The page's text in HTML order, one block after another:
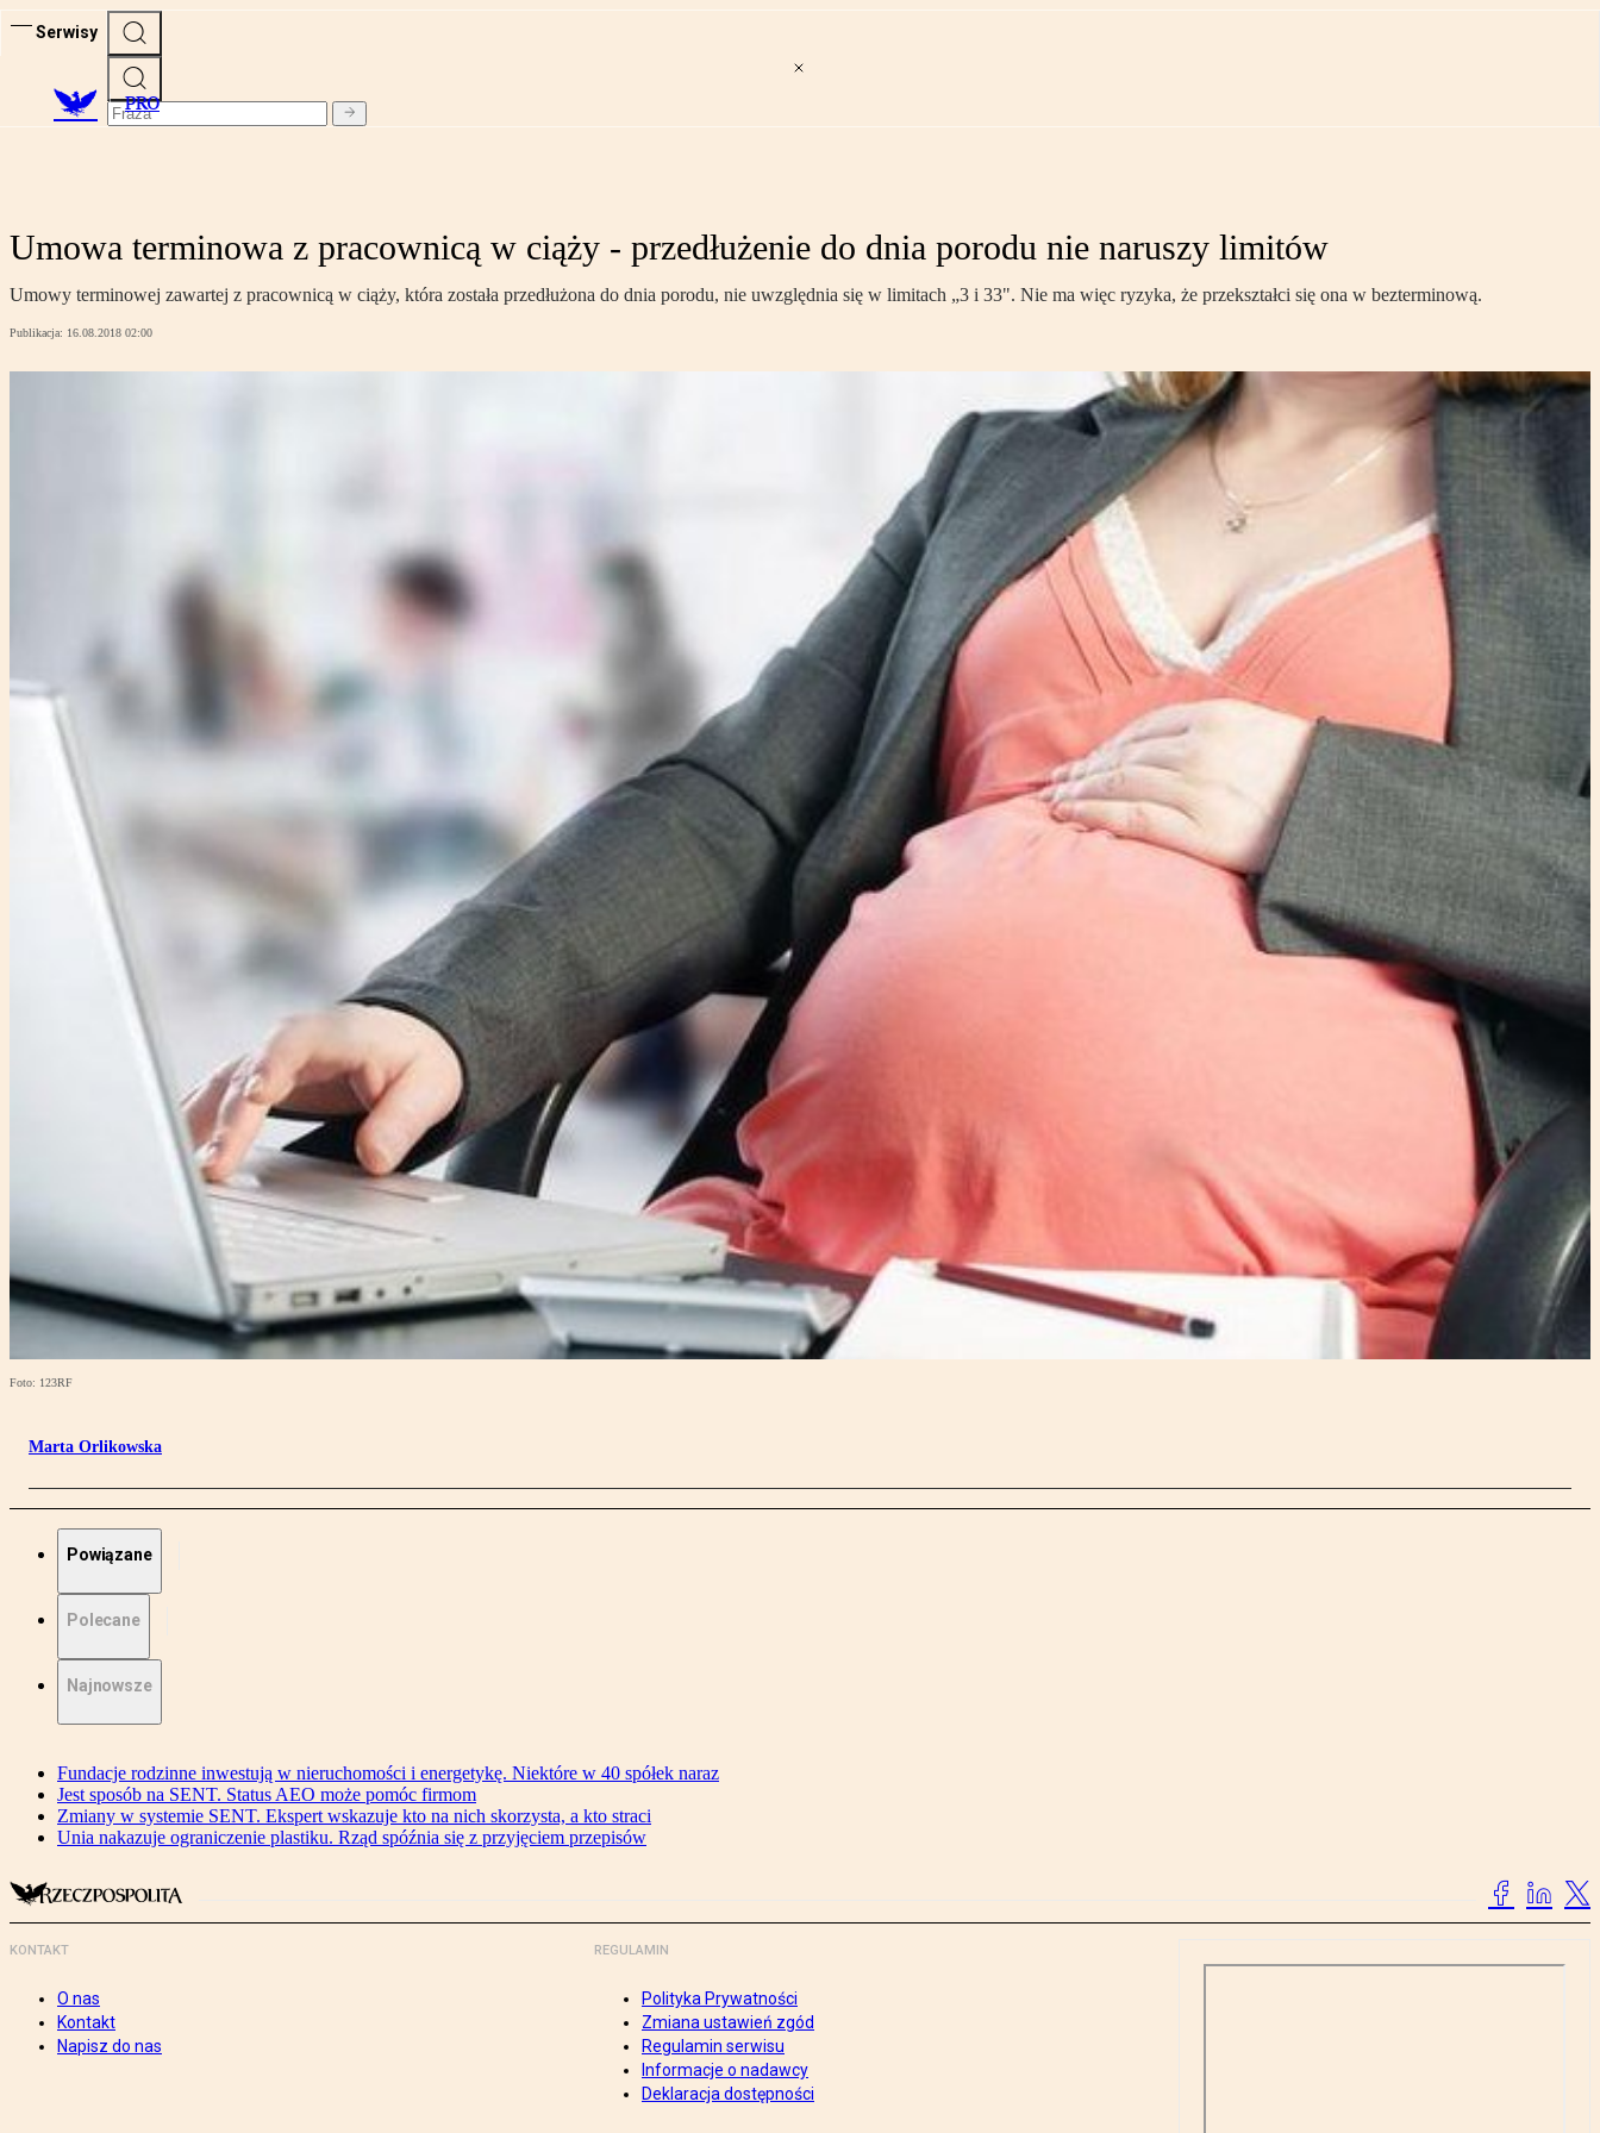
Serwisy
PRO
Umowa terminowa z pracownicą w ciąży - przedłużenie do dnia porodu nie naruszy limitów
Umowy terminowej zawartej z pracownicą w ciąży, która została przedłużona do dnia porodu, nie uwzględnia się w limitach „3 i 33". Nie ma więc ryzyka, że przekształci się ona w bezterminową.
Publikacja: 16.08.2018 02:00
Foto: 123RF
Marta Orlikowska
Powiązane
Polecane
Najnowsze
Fundacje rodzinne inwestują w nieruchomości i energetykę. Niektóre w 40 spółek naraz
Jest sposób na SENT. Status AEO może pomóc firmom
Zmiany w systemie SENT. Ekspert wskazuje kto na nich skorzysta, a kto straci
Unia nakazuje ograniczenie plastiku. Rząd spóźnia się z przyjęciem przepisów
KONTAKT
O nas
Kontakt
Napisz do nas
REGULAMIN
Polityka Prywatności
Zmiana ustawień zgód
Regulamin serwisu
Informacje o nadawcy
Deklaracja dostępności